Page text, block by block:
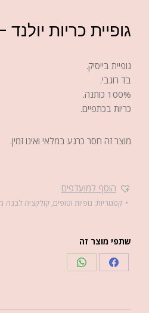
גופיית כריות
גופיית בייסיק.
בד רוגבי.
100% כותנה.
כריות בכתפיים.
מוצר זה חסר כרגע במלאי ואינו זמין.
הוסף למועדפים
קטגוריות: גופיות וטופים, קולקציה לבנה
שתפי מוצר זה